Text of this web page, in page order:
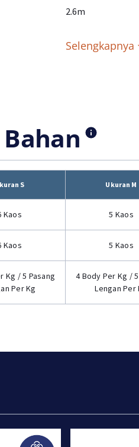
2.6m
Selengkapnya
S Ukuran M
Kaos 5 Kaos
Kaos 5 Kaos
Kg / 5 Pasang
Per Kg
4 Body Per Kg /
Lengan Per